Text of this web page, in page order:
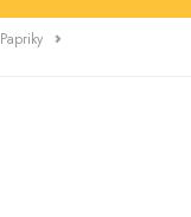
Papriky